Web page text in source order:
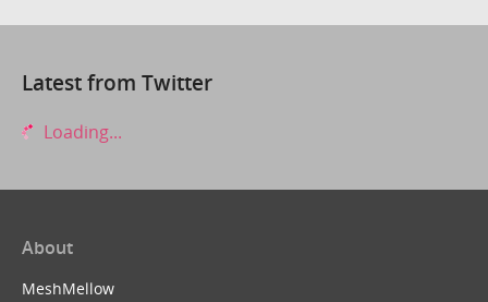
Latest from Twitter
Loading...
About
MeshMellow